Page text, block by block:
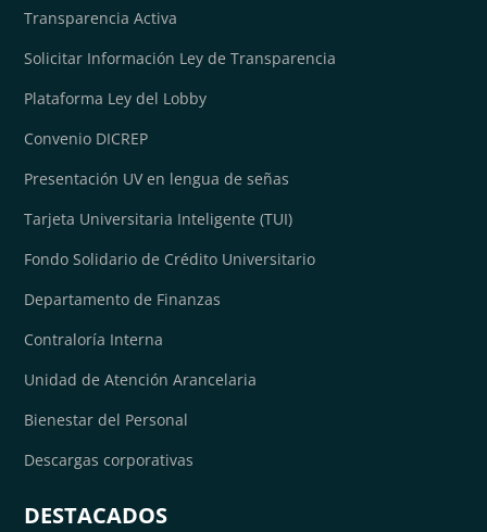
Transparencia Activa
Solicitar Información Ley de Transparencia
Plataforma Ley del Lobby
Convenio DICREP
Presentación UV en lengua de señas
Tarjeta Universitaria Inteligente (TUI)
Fondo Solidario de Crédito Universitario
Departamento de Finanzas
Contraloría Interna
Unidad de Atención Arancelaria
Bienestar del Personal
Descargas corporativas
DESTACADOS